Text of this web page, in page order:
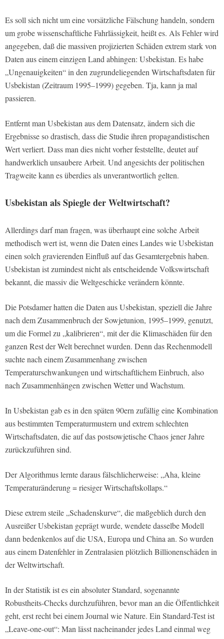
Es soll sich nicht um eine vorsätzliche Fälschung handeln, sondern
um grobe wissenschaftliche Fahrlässigkeit, heißt es. Als Fehler wird
angegeben, daß die massiven projizierten Schäden extrem stark von
Daten aus einem einzigen Land abhingen: Usbekistan. Es habe
„Ungenauigkeiten“ in den zugrundeliegenden Wirtschaftsdaten für
Usbekistan (Zeitraum 1995–1999) gegeben. Tja, kann ja mal
passieren.
Entfernt man Usbekistan aus dem Datensatz, ändern sich die
Ergebnisse so drastisch, dass die Studie ihren propagandistischen
Wert verliert. Dass man dies nicht vorher feststellte, deutet auf
handwerklich unsaubere Arbeit. Und angesichts der politischen
Tragweite kann es überdies als unverantwortlich gelten.
Usbekistan als Spiegle der Weltwirtschaft?
Allerdings darf man fragen, was überhaupt eine solche Arbeit
methodisch wert ist, wenn die Daten eines Landes wie Usbekistan
einen solch gravierenden Einfluß auf das Gesamtergebnis haben.
Usbekistan ist zumindest nicht als entscheidende Volkswirtschaft
bekannt, die massiv die Weltgeschicke verändern könnte.
Die Potsdamer hatten die Daten aus Usbekistan, speziell die Jahre
nach dem Zusammenbruch der Sowjetunion, 1995–1999, genutzt,
um die Formel zu „kalibrieren“, mit der die Klimaschäden für den
ganzen Rest der Welt berechnet wurden. Denn das Rechenmodell
suchte nach einem Zusammenhang zwischen
Temperaturschwankungen und wirtschaftlichem Einbruch, also
nach Zusammenhängen zwischen Wetter und Wachstum.
In Usbekistan gab es in den späten 90ern zufällig eine Kombination
aus bestimmten Temperaturmustern und extrem schlechten
Wirtschaftsdaten, die auf das postsowjetische Chaos jener Jahre
zurückzuführen sind.
Der Algorithmus lernte daraus fälschlicherweise: „Aha, kleine
Temperaturänderung = riesiger Wirtschaftskollaps.“
Diese extrem steile „Schadenskurve“, die maßgeblich durch den
Ausreißer Usbekistan geprägt wurde, wendete dasselbe Modell
dann bedenkenlos auf die USA, Europa und China an. So wurden
aus einem Datenfehler in Zentralasien plötzlich Billionenschäden in
der Weltwirtschaft.
In der Statistik ist es ein absoluter Standard, sogenannte
Robustheits-Checks durchzuführen, bevor man an die Öffentlichkeit
geht, erst recht bei einem Journal wie Nature. Ein Standard-Test ist
„Leave-one-out“: Man lässt nacheinander jedes Land einmal weg